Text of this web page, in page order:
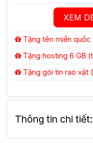
XEM
Tặng tên miền quốc
Tặng hosting 6 GB
Tặng gói tin rao vặt
Thông tin chi tiết: